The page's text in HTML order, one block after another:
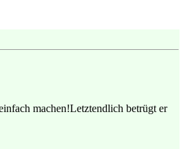
machen!Letztendlich betrügt er